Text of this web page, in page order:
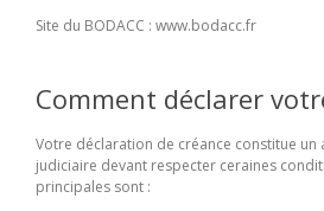
Site du BODACC : www.bodacc.fr
Comment déclarer
Votre déclaration de créance constitue un
judiciaire devant respecter ceraines
principales sont :